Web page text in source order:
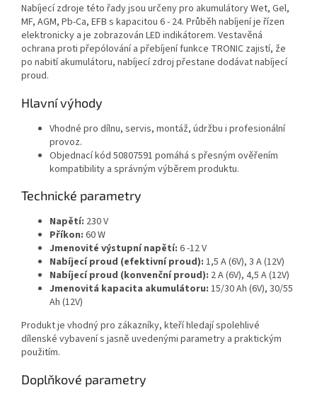
Nabíjecí zdroje této řady jsou určeny pro akumulátory Wet, Gel,
MF, AGM, Pb-Ca, EFB s kapacitou 6 - 24. Průběh nabíjení je řízen
elektronicky a je zobrazován LED indikátorem. Vestavěná
ochrana proti přepólování a přebíjení funkce TRONIC zajistí, že
po nabití akumulátoru, nabíjecí zdroj přestane dodávat nabíjecí
proud.
Hlavní výhody
Vhodné pro dílnu, servis, montáž, údržbu i profesionální
provoz.
Objednací kód 50807591 pomáhá s přesným ověřením
kompatibility a správným výběrem produktu.
Technické parametry
Napětí: 230 V
Příkon: 60 W
Jmenovité výstupní napětí: 6 -12 V
Nabíjecí proud (efektivní proud): 1,5 A (6V), 3 A (12V)
Nabíjecí proud (konvenční proud): 2 A (6V), 4,5 A (12V)
Jmenovitá kapacita akumulátoru: 15/30 Ah (6V), 30/55
Ah (12V)
Produkt je vhodný pro zákazníky, kteří hledají spolehlivé
dílenské vybavení s jasně uvedenými parametry a praktickým
použitím.
Doplňkové parametry